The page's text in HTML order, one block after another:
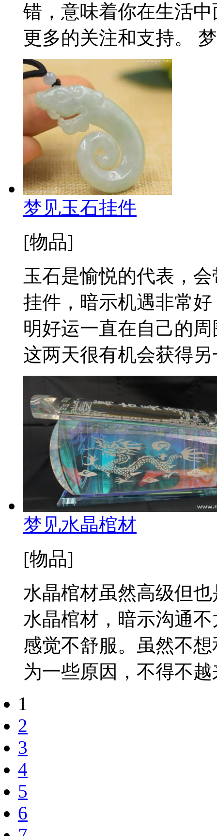
错，意味着你在生活
更多的关注和支持。
梦见玉石挂件
[物品]
玉石是愉悦的代表，
挂件，暗示机遇非常
明好运一直在自己的
这两天很有机会获得
梦见水晶棺材
[物品]
水晶棺材虽然高级但
水晶棺材，暗示沟通
感觉不舒服。虽然不
为一些原因，不得不
1
2
3
4
5
6